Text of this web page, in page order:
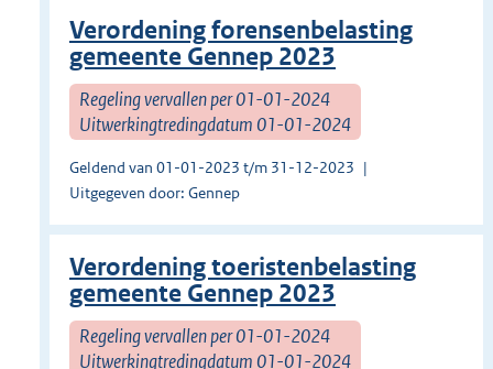
Verordening forensenbelasting
gemeente Gennep 2023
Regeling vervallen per 01-01-2024
Uitwerkingtredingdatum 01-01-2024
Geldend van 01-01-2023 t/m 31-12-2023
Uitgegeven door: Gennep
Verordening toeristenbelasting
gemeente Gennep 2023
Regeling vervallen per 01-01-2024
Uitwerkingtredingdatum 01-01-2024